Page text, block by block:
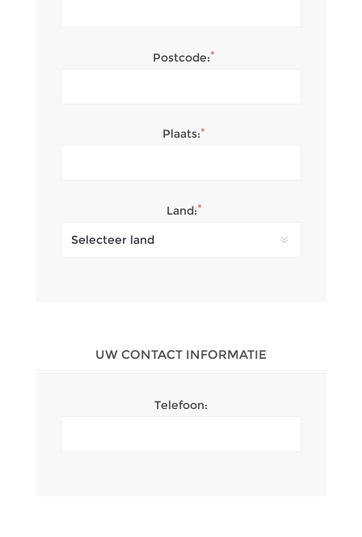
Postcode:*
Plaats:*
Land:*
UW CONTACT INFORMATIE
Telefoon: